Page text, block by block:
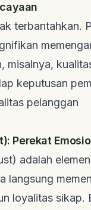
terbantahkan.
misalnya,
keputusan
pelanggan
Perekat
adalah
langsung
loyalitas sikap.